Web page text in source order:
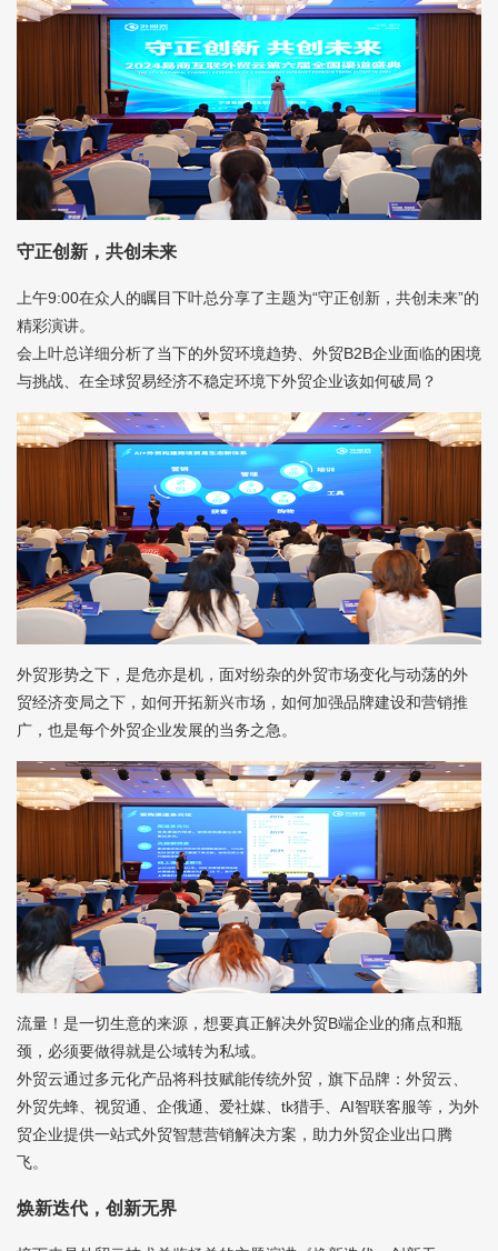
守正创新，共创未来
上午9:00在众人的瞩目下叶总分享了主题为“守正创新，共创未来”的
精彩演讲。
会上叶总详细分析了当下的外贸环境趋势、外贸B2B企业面临的困境
与挑战、在全球贸易经济不稳定环境下外贸企业该如何破局？
外贸形势之下，是危亦是机，面对纷杂的外贸市场变化与动荡的外
贸经济变局之下，如何开拓新兴市场，如何加强品牌建设和营销推
广，也是每个外贸企业发展的当务之急。
流量！是一切生意的来源，想要真正解决外贸B端企业的痛点和瓶
颈，必须要做得就是公域转为私域。
外贸云通过多元化产品将科技赋能传统外贸，旗下品牌：外贸云、
外贸先蜂、视贸通、企俄通、爱社媒、tk猎手、AI智联客服等，为外
贸企业提供一站式外贸智慧营销解决方案，助力外贸企业出口腾
飞。
焕新迭代，创新无界